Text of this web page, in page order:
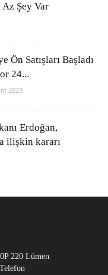
Az Şey Var
Ön Satışları Başladı
24...
2023
Erdoğan,
ilişkin kararı
220 Lümen